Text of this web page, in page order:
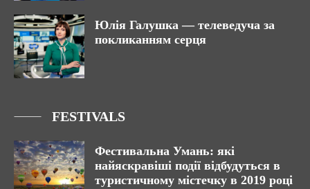
Юлія Галушка — телеведуча за
покликанням серця
FESTIVALS
Фестивальна Умань: які
найяскравіші події відбудуться в
туристичному містечку в 2019 році